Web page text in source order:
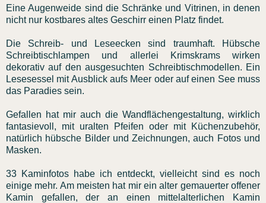
Eine Augenweide sind die Schränke und Vitrinen, in denen
nicht nur kostbares altes Geschirr einen Platz findet.
Die Schreib- und Leseecken sind traumhaft. Hübsche
Schreibtischlampen und allerlei Krimskrams wirken
dekorativ auf den ausgesuchten Schreibtischmodellen. Ein
Lesesessel mit Ausblick aufs Meer oder auf einen See muss
das Paradies sein.
Gefallen hat mir auch die Wandflächengestaltung, wirklich
fantasievoll, mit uralten Pfeifen oder mit Küchenzubehör,
natürlich hübsche Bilder und Zeichnungen, auch Fotos und
Masken.
33 Kaminfotos habe ich entdeckt, vielleicht sind es noch
einige mehr. Am meisten hat mir ein alter gemauerter offener
Kamin gefallen, der an einen mittelalterlichen Kamin